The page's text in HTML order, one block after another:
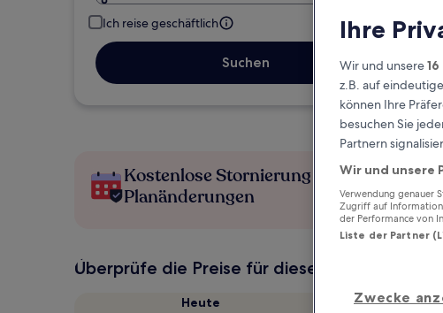
Ich reise geschäftlich
Suchen
Kostenlose Stornierung bei
Planänderungen
Überprüfe die Preise für diese Daten
Heute
Ihre
Wir und unsere16
z.B. auf
können Ihre
besuchen Sie
Partnern
Wir und unsere
Verwendung genauer
Zugriff auf
der Performance von
Liste der Partner
Zwecke